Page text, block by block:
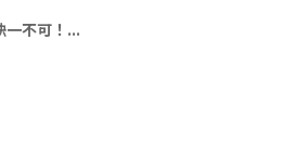
一不可！...